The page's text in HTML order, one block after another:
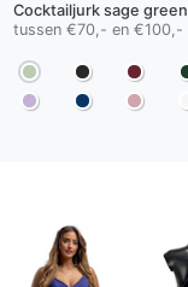
Cocktailjurk sage green
tussen €70,- en €100,-